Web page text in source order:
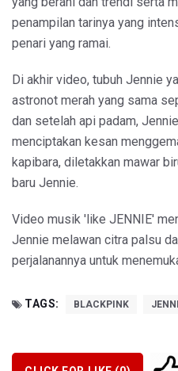
penampilan tarinya yang
penari yang ramai.
Di akhir video, tubuh Jennie
astronot merah yang sama
dan setelah api padam,
menciptakan kesan
kapibara, diletakkan mawar
baru Jennie.
Video musik 'like JENNIE'
Jennie melawan citra palsu
perjalanannya untuk
TAGS: BLACKPINK